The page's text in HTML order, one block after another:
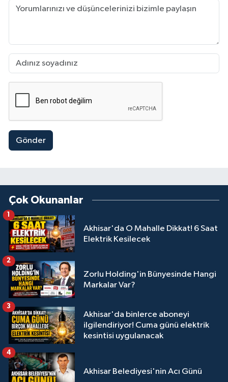
Gönder
Çok Okunanlar
Akhisar'da O Mahalle Dikkat! 6 Saat
Elektrik Kesilecek
Zorlu Holding'in Bünyesinde Hangi
Markalar Var?
2
Akhisar'da binlerce aboneyi
ilgilendiriyor! Cuma günü elektrik
kesintisi uygulanacak
3
Akhisar Belediyesi'nin Acı Günü
4